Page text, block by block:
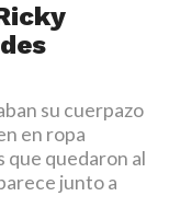
su cuerpazo
en ropa
que quedaron al
junto a